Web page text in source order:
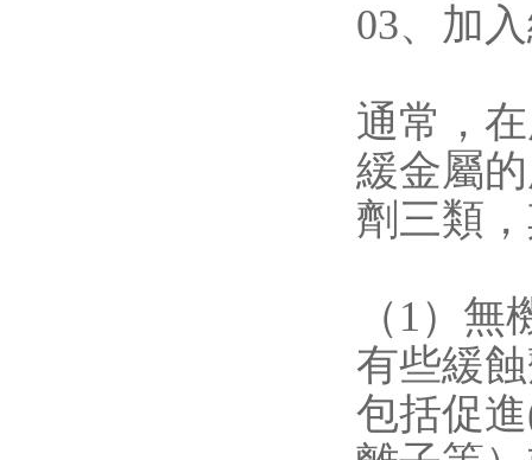
03、加
通常，
緩金屬
劑三類，
（1）無
有些緩蝕
包括促進